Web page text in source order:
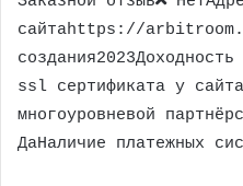
сайтаhttps://
ssl сертификата у сайта
многоуровневой
ДаНаличие платежных